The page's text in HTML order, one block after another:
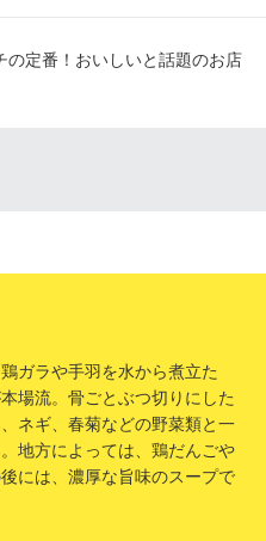
の定番！おいしいと話題のお店
ガラや手羽を水から煮立た
場流。骨ごとぶつ切りにした
ネギ、春菊などの野菜類と一
地方によっては、鶏だんごや
には、濃厚な旨味のスープで